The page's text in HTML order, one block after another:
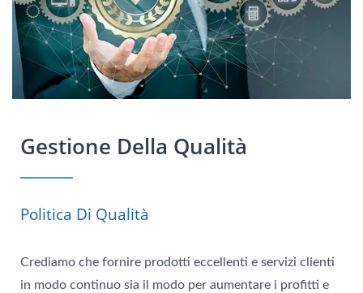
Gestione Della Qualità
Politica Di Qualità
Crediamo che fornire prodotti eccellenti e servizi clienti
in modo continuo sia il modo per aumentare i profitti e